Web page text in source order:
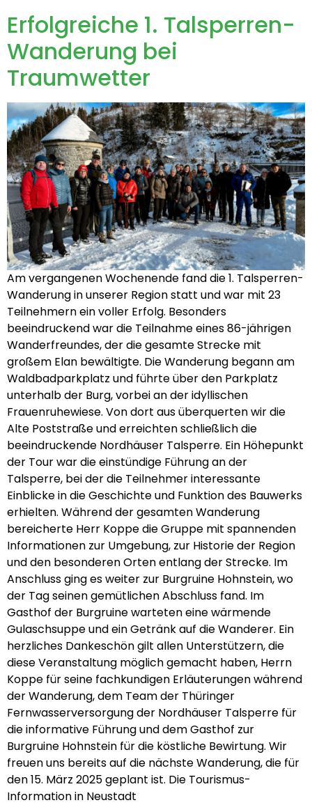
Erfolgreiche 1. Talsperren-
Wanderung bei
Traumwetter
Am vergangenen Wochenende fand die 1. Talsperren-
Wanderung in unserer Region statt und war mit 23
Teilnehmern ein voller Erfolg. Besonders
beeindruckend war die Teilnahme eines 86-jährigen
Wanderfreundes, der die gesamte Strecke mit
großem Elan bewältigte. Die Wanderung begann am
Waldbadparkplatz und führte über den Parkplatz
unterhalb der Burg, vorbei an der idyllischen
Frauenruhewiese. Von dort aus überquerten wir die
Alte Poststraße und erreichten schließlich die
beeindruckende Nordhäuser Talsperre. Ein Höhepunkt
der Tour war die einstündige Führung an der
Talsperre, bei der die Teilnehmer interessante
Einblicke in die Geschichte und Funktion des Bauwerks
erhielten. Während der gesamten Wanderung
bereicherte Herr Koppe die Gruppe mit spannenden
Informationen zur Umgebung, zur Historie der Region
und den besonderen Orten entlang der Strecke. Im
Anschluss ging es weiter zur Burgruine Hohnstein, wo
der Tag seinen gemütlichen Abschluss fand. Im
Gasthof der Burgruine warteten eine wärmende
Gulaschsuppe und ein Getränk auf die Wanderer. Ein
herzliches Dankeschön gilt allen Unterstützern, die
diese Veranstaltung möglich gemacht haben, Herrn
Koppe für seine fachkundigen Erläuterungen während
der Wanderung, dem Team der Thüringer
Fernwasserversorgung der Nordhäuser Talsperre für
die informative Führung und dem Gasthof zur
Burgruine Hohnstein für die köstliche Bewirtung. Wir
freuen uns bereits auf die nächste Wanderung, die für
den 15. März 2025 geplant ist. Die Tourismus-
Information in Neustadt